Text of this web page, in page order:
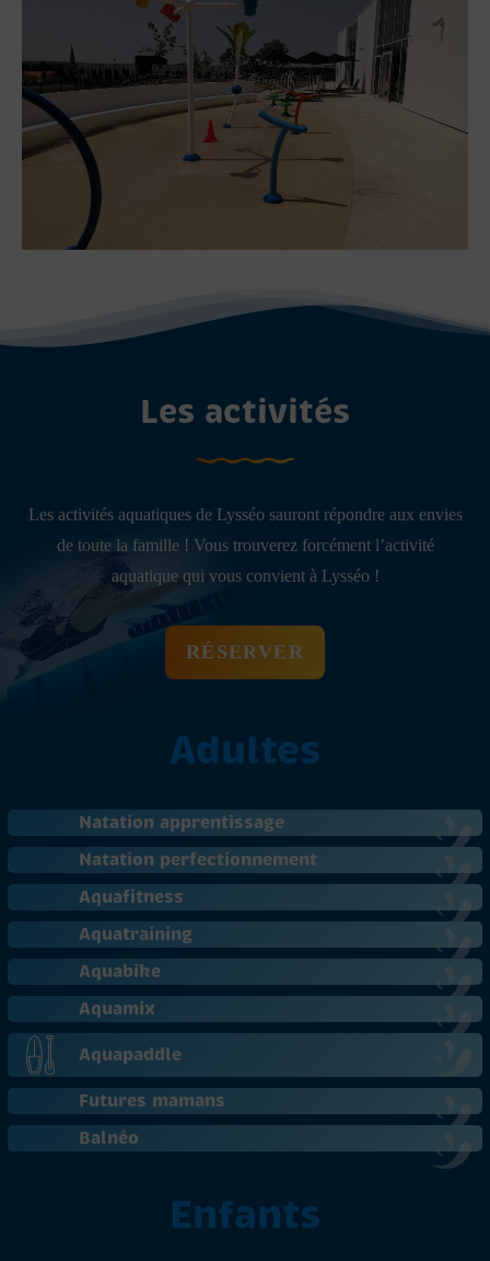
Les activités
Les activités aquatiques de Lysséo sauront répondre aux envies
de toute la famille ! Vous trouverez forcément l’activité
aquatique qui vous convient à Lysséo !
RÉSERVER
Adultes
Natation apprentissage
Natation perfectionnement
Aquafitness
Aquatraining
Aquabike
Aquamix
Aquapaddle
Futures mamans
Balnéo
Enfants